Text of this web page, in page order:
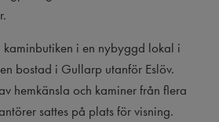
i en nybyggd lokal i
bostad i Gullarp utanför Eslöv.
hemkänsla och kaminer från flera
sattes på plats för visning.